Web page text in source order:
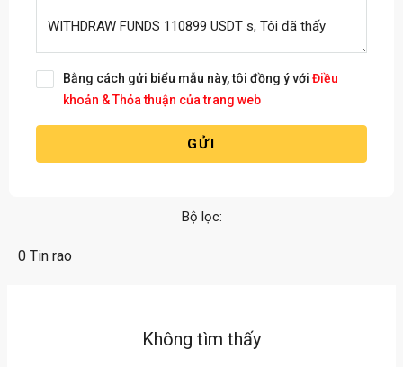
Bằng cách gửi biểu mẫu này, tôi đồng ý với Điều
khoản & Thỏa thuận của trang web
GỬI
0 Tin rao
Bộ lọc:
Không tìm thấy